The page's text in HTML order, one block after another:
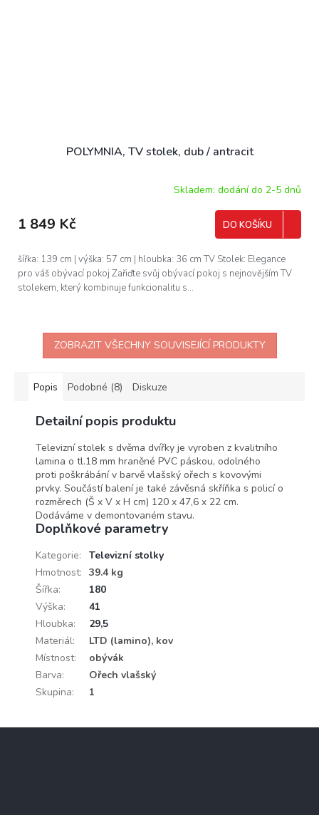
POLYMNIA, TV stolek, dub / antracit
Skladem: dodání do 2-5 dnů
1 849 Kč DO KOŠÍKU
šířka: 139 cm | výška: 57 cm | hloubka: 36 cm TV Stolek: Elegance
pro váš obývací pokoj Zařiďte svůj obývací pokoj s nejnovějším TV
stolekem, který kombinuje funkcionalitu s...
ZOBRAZIT VŠECHNY SOUVISEJÍCÍ PRODUKTY
Popis Podobné (8) Diskuze
Detailní popis produktu
Televizní stolek s dvěma dvířky je vyroben z kvalitního
lamina o tl.18 mm hraněné PVC páskou, odolného
proti poškrábání v barvě vlašský ořech s kovovými
prvky. Součástí balení je také závěsná skříňka s policí o
rozměrech (Š x V x H cm) 120 x 47,6 x 22 cm.
Dodáváme v demontovaném stavu.
Doplňkové parametry
Kategorie:
Televizní stolky
Hmotnost: 39.4 kg
Šířka:
180
Výška:
41
Hloubka:
29,5
Materiál:
LTD (lamino), kov
Místnost:
obývák
Barva:
Ořech vlašský
Skupina: 1